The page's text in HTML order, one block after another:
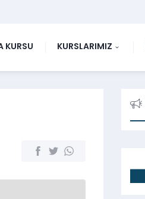
KURSU KURSLARIMIZ